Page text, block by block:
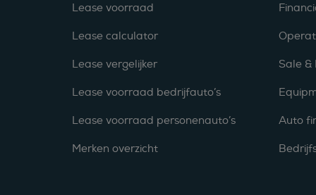
Lease voorraad
Lease calculator
Lease vergelijker
Lease voorraad bedrijfauto’s
Lease voorraad personenauto’s
Merken overzicht
Sale &
Auto